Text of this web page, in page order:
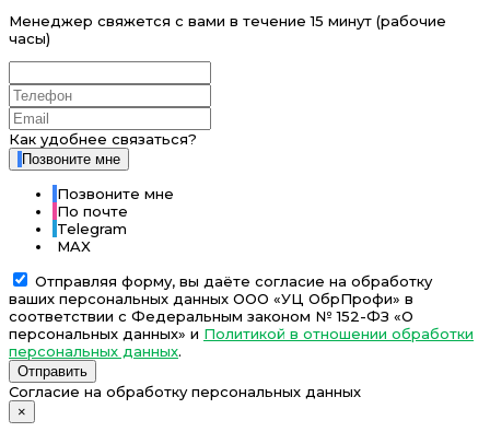
Менеджер свяжется с вами в течение 15 минут (рабочие
часы)
Как удобнее связаться?
Позвоните мне
Позвоните мне
По почте
Telegram
MAX
Отправляя форму, вы даёте согласие на обработку
ваших персональных данных ООО «УЦ ОбрПрофи» в
соответствии с Федеральным законом № 152-ФЗ «О
персональных данных» и Политикой в отношении обработки
персональных данных.
Отправить
Согласие на обработку персональных данных
×